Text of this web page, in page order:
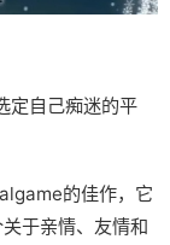
定自己痴迷的平
的佳作​​，它
于亲情、友情和